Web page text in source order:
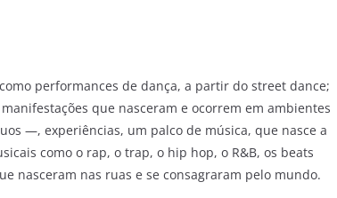
performances de dança, a partir do street dance;
que nasceram e ocorrem em ambientes
—, experiências, um palco de música, que nasce a
como o rap, o trap, o hip hop, o R&B, os beats
nasceram nas ruas e se consagraram pelo mundo.